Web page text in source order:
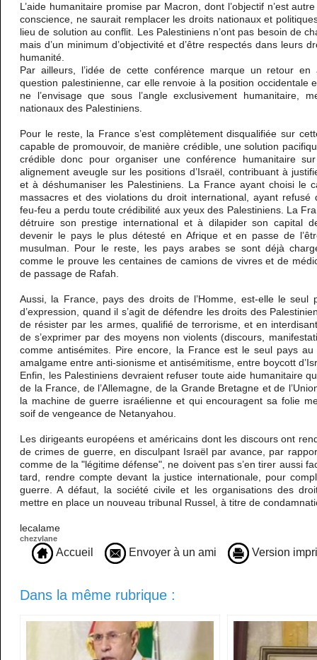
L’aide humanitaire promise par Macron, dont l’objectif n’est
conscience, ne saurait remplacer les droits nationaux et
lieu de solution au conflit. Les Palestiniens n’ont pas besoin de
mais d’un minimum d’objectivité et d’être respectés dans leurs
humanité.
Par ailleurs, l’idée de cette conférence marque un retour
question palestinienne, car elle renvoie à la position occidentale
ne l’envisage que sous l’angle exclusivement humanitaire,
nationaux des Palestiniens.
Pour le reste, la France s’est complètement disqualifiée sur
capable de promouvoir, de manière crédible, une solution
crédible donc pour organiser une conférence humanitaire
alignement aveugle sur les positions d’Israël, contribuant à
et à déshumaniser les Palestiniens. La France ayant choisi le
massacres et des violations du droit international, ayant refusé
feu-feu a perdu toute crédibilité aux yeux des Palestiniens. La
détruire son prestige international et à dilapider son capital
devenir le pays le plus détesté en Afrique et en passe de
musulman. Pour le reste, les pays arabes se sont déjà
comme le prouve les centaines de camions de vivres et de
de passage de Rafah.
Aussi, la France, pays des droits de l’Homme, est-elle le seul
d’expression, quand il s’agit de défendre les droits des
de résister par les armes, qualifié de terrorisme, et en
de s’exprimer par des moyens non violents (discours,
comme antisémites. Pire encore, la France est le seul pays
amalgame entre anti-sionisme et antisémitisme, entre boycott
Enfin, les Palestiniens devraient refuser toute aide humanitaire
de la France, de l’Allemagne, de la Grande Bretagne et de
la machine de guerre israélienne et qui encouragent sa folie
soif de vengeance de Netanyahou.
Les dirigeants européens et américains dont les discours ont
de crimes de guerre, en disculpant Israël par avance, par
comme de la "légitime défense", ne doivent pas s’en tirer aussi
tard, rendre compte devant la justice internationale, pour
guerre. A défaut, la société civile et les organisations des
mettre en place un nouveau tribunal Russel, à titre de
lecalame
chezvlane
Accueil Envoyer à un ami Version
Dans la même rubrique :